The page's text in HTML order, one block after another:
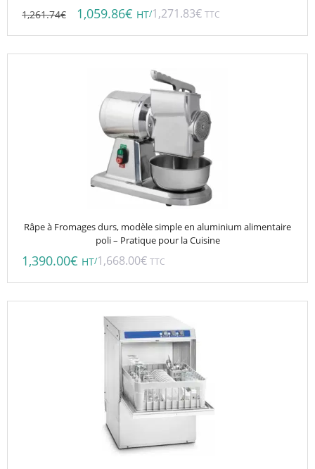
1,261.74€ 1,059.86€ HT/1,271.83€ TTC
Râpe à Fromages durs, modèle simple en aluminium alimentaire
poli – Pratique pour la Cuisine
1,390.00€ HT/1,668.00€ TTC